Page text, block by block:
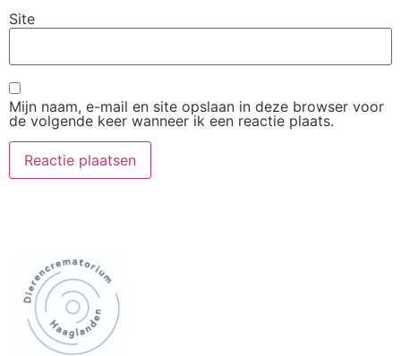
Site
Mijn naam, e-mail en site opslaan in deze browser voor
de volgende keer wanneer ik een reactie plaats.